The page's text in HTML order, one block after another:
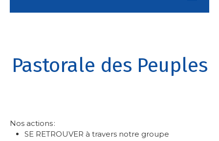
Pastorale des Peuples
Nos actions :
SE RETROUVER à travers notre groupe